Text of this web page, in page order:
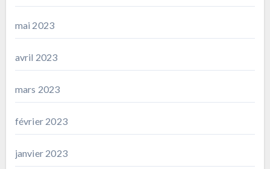
mai 2023
avril 2023
mars 2023
février 2023
janvier 2023